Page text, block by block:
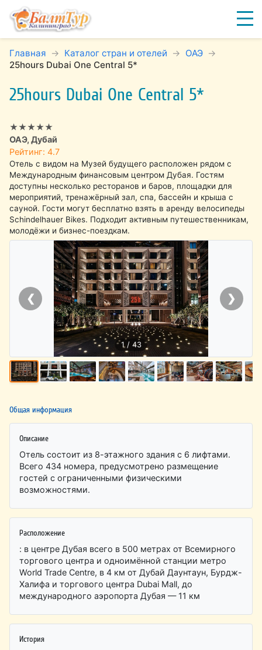
Главная Каталог стран и отелей
ОАЭ
25hours Dubai One Central 5*
25hours Dubai One Central 5*
★★★★★
ОАЭ, Дубай
Рейтинг: 4.7
Отель с видом на Музей будущего расположен рядом с
Международным финансовым центром Дубая. Гостям
доступны несколько ресторанов и баров, площадки для
мероприятий, тренажёрный зал, спа, бассейн и крыша с
сауной. Гости могут бесплатно взять в аренду велосипеды
Schindelhauer Bikes. Подходит активным путешественникам,
молодёжи и бизнес-поездкам.
❮ ❯
1 / 43
Общая информация
Описание
Отель состоит из 8-этажного здания с 6 лифтами.
Всего 434 номера, предусмотрено размещение
гостей с ограниченными физическими
возможностями.
Расположение
: в центре Дубая всего в 500 метрах от Всемирного
торгового центра и одноимённой станции метро
World Trade Centre, в 4 км от Дубай Даунтаун, Бурдж-
Халифа и торгового центра Dubai Mall, до
международного аэропорта Дубая — 11 км
История